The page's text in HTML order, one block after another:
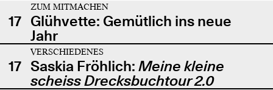
17
ZUM MITMACHEN
Glühvette: Gemütlich ins neue
Jahr
17
VERSCHIEDENES
Saskia Fröhlich: Meine kleine
scheiss Drecksbuchtour 2.0